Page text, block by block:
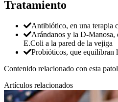
Tratamiento
Antibiótico, en una terapia
Arándanos y la D-Manosa,
E.Coli a la pared de la vejiga
Probióticos, que equilibran
Contenido relacionado con esta
Artículos relacionados